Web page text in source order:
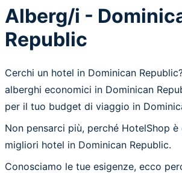
Alberg/i -
Republic
Cerchi un hotel in Dominican
alberghi economici in Dominican
per il tuo budget di viaggio in
Non pensarci più, perché HotelShop
migliori hotel in Dominican Republic.
Conosciamo le tue esigenze, ecco